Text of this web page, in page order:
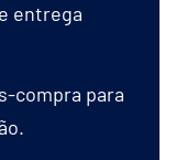
entrega
compra para